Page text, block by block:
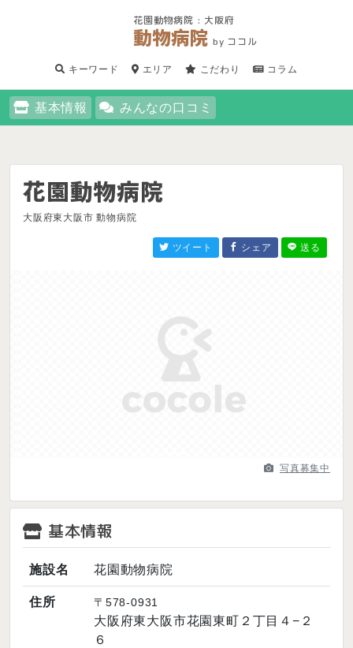
花園動物病院 : 大阪府
動物病院by ココル
キーワード エリア こだわり コラム
基本情報 みんなの口コミ
花園動物病院
大阪府東大阪市 動物病院
ツイート シェア 送る
写真募集中
基本情報
施設名 花園動物病院
住所 〒578-0931
大阪府東大阪市花園東町２丁目４−２
６